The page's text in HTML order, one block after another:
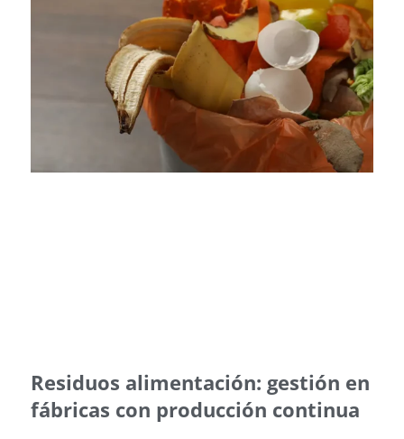
Residuos alimentación: gestión en
fábricas con producción continua